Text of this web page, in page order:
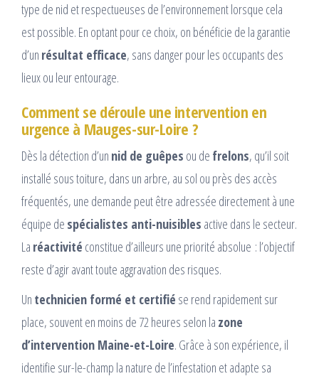
type de nid et respectueuses de l’environnement lorsque cela
est possible. En optant pour ce choix, on bénéficie de la garantie
d’un résultat efficace, sans danger pour les occupants des
lieux ou leur entourage.
Comment se déroule une intervention en
urgence à Mauges-sur-Loire ?
Dès la détection d’un nid de guêpes ou de frelons, qu’il soit
installé sous toiture, dans un arbre, au sol ou près des accès
fréquentés, une demande peut être adressée directement à une
équipe de spécialistes anti-nuisibles active dans le secteur.
La réactivité constitue d’ailleurs une priorité absolue : l’objectif
reste d’agir avant toute aggravation des risques.
Un technicien formé et certifié se rend rapidement sur
place, souvent en moins de 72 heures selon la zone
d’intervention Maine-et-Loire. Grâce à son expérience, il
identifie sur-le-champ la nature de l’infestation et adapte sa